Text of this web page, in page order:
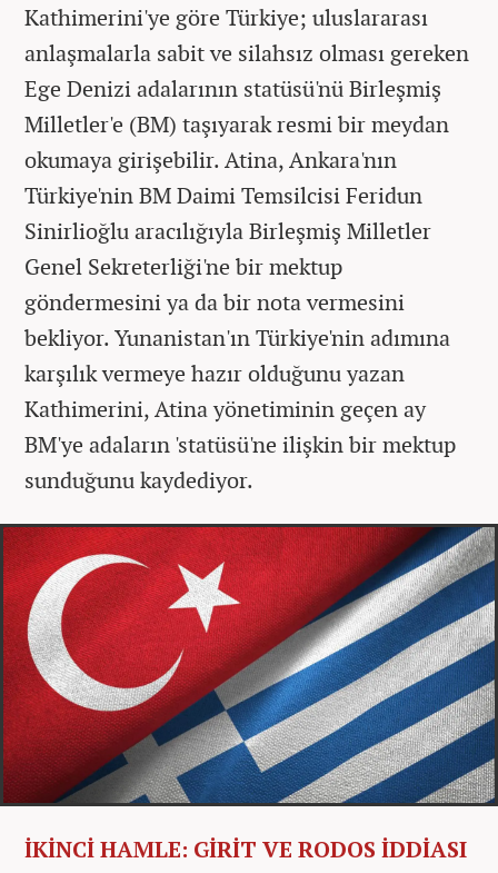
Kathimerini'ye göre Türkiye; uluslararası
anlaşmalarla sabit ve silahsız olması gereken
Ege Denizi adalarının statüsü'nü Birleşmiş
Milletler'e (BM) taşıyarak resmi bir meydan
okumaya girişebilir. Atina, Ankara'nın
Türkiye'nin BM Daimi Temsilcisi Feridun
Sinirlioğlu aracılığıyla Birleşmiş Milletler
Genel Sekreterliği'ne bir mektup
göndermesini ya da bir nota vermesini
bekliyor. Yunanistan'ın Türkiye'nin adımına
karşılık vermeye hazır olduğunu yazan
Kathimerini, Atina yönetiminin geçen ay
BM'ye adaların 'statüsü'ne ilişkin bir mektup
sunduğunu kaydediyor.
İKİNCİ HAMLE: GİRİT VE RODOS İDDİASI